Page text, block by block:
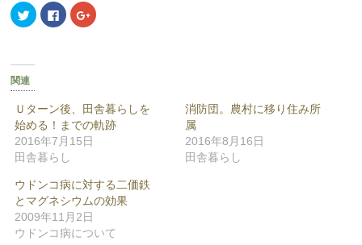
ク
リ
Twitter
共
(新
し
い
ウ
ィ
ン
ド
で
開
き
ま
す)
Facebook
で
ッ
ク
し
て
く
だ
さ
い
(新
し
い
ウ
ィ
ン
ク
リ
(新
し
い
ウ
ィ
ウ
で
開
き
ま
す)
関連
Ｕターン後、田舎暮らしを
始める！までの軌跡
2016年7月15日
田舎暮らし
消防団。農村に移り住み所
属
2016年8月16日
田舎暮らし
ウドンコ病に対する二価鉄
とマグネシウムの効果
2009年11月2日
ウドンコ病について